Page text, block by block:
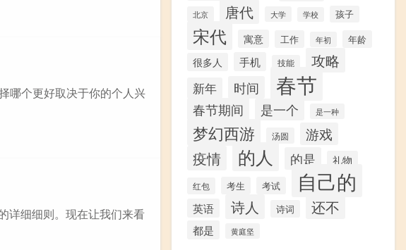
哪个更好取决于你的个人兴
详细细则。现在让我们来看
北京 唐代 大学 学校 孩子
宋代 寓意 工作 年初 年龄
很多人 手机 技能 攻略
新年 时间 春节
春节期间 是一个 是一种
梦幻西游 汤圆 游戏
疫情 的人 的是 礼物
红包 考生 考试 自己的
英语 诗人 诗词 还不
都是 黄庭坚